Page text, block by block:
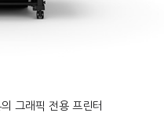
그래픽 전용 프린터